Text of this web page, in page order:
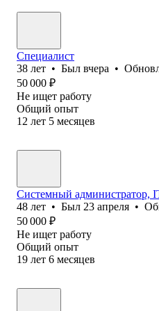
Специалист
38 лет • Был вчера •
50 000 ₽
Не ищет работу
Общий опыт
12 лет 5 месяцев
Системный администратор,
48 лет • Был 23 апреля •
50 000 ₽
Не ищет работу
Общий опыт
19 лет 6 месяцев